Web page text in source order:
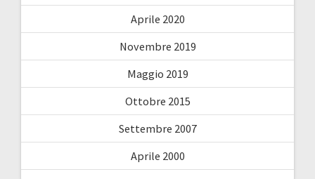
Aprile 2020
Novembre 2019
Maggio 2019
Ottobre 2015
Settembre 2007
Aprile 2000